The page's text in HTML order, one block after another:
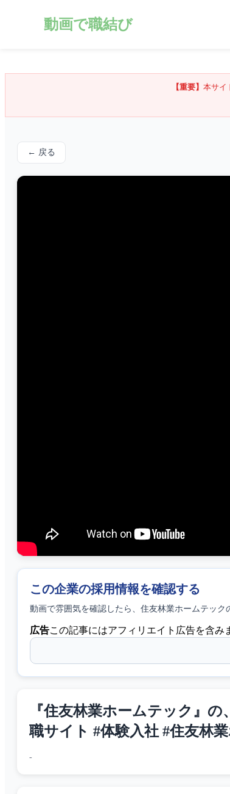
動画で職結び
【重要】 本サイ
← 戻る
この企業の採用情報を確認する
動画で雰囲気を確認したら、 住友林業ホームテック
広告この記事にはアフィリエイト広告を含み
『住友林業ホームテック』
職サイト #体験入社 #住友林
-